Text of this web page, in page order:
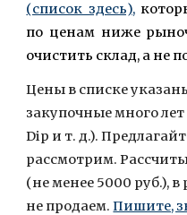
(список здесь),
по ценам ниже
очистить склад, а не
Цены в списке
закупочные много
Dip и т. д.).
рассмотрим.
(не менее 5000 руб.),
не продаем.Пишите,